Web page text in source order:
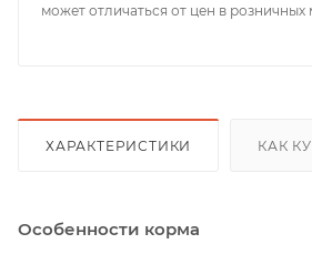
может отличаться от цен в розничных
ХАРАКТЕРИСТИКИ КАК
Особенности корма